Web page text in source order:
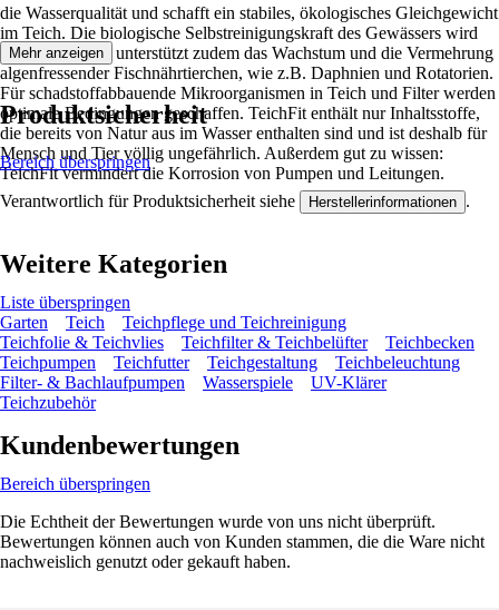
die Wasserqualität und schafft ein stabiles, ökologisches Gleichgewicht
im Teich. Die biologische Selbstreinigungskraft des Gewässers wird
erhöht. TeichFit unterstützt zudem das Wachstum und die Vermehrung
algenfressender Fischnährtierchen, wie z.B. Daphnien und Rotatorien.
Für schadstoffabbauende Mikroorganismen in Teich und Filter werden
optimale Bedingungen geschaffen. TeichFit enthält nur Inhaltsstoffe,
die bereits von Natur aus im Wasser enthalten sind und ist deshalb für
Mensch und Tier völlig ungefährlich. Außerdem gut zu wissen:
TeichFit vermindert die Korrosion von Pumpen und Leitungen.
Mehr anzeigen
Produktsicherheit
Bereich überspringen
Verantwortlich für Produktsicherheit siehe Herstellerinformationen .
Weitere Kategorien
Liste überspringen
Garten
Teich
Teichpflege und Teichreinigung
Teichfolie & Teichvlies
Teichfilter & Teichbelüfter
Teichbecken
Teichpumpen
Teichfutter Teichgestaltung
Teichbeleuchtung
Filter- & Bachlaufpumpen
Wasserspiele
UV-Klärer
Teichzubehör
Kundenbewertungen
Bereich überspringen
Die Echtheit der Bewertungen wurde von uns nicht überprüft.
Bewertungen können auch von Kunden stammen, die die Ware nicht
nachweislich genutzt oder gekauft haben.